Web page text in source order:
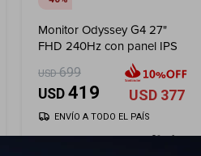
Monitor Odyssey G4 27"
FHD 240Hz con panel IPS
USD 699
USD 419 USD 377
ENVÍO A TODO EL PAÍS